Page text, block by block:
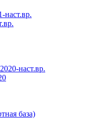
наст.вр.
наст.вр.
база)